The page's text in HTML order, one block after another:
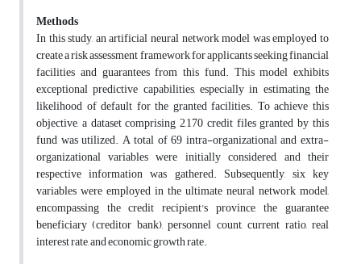
Methods
In this study, an artificial neural network model was employed to
create a risk assessment framework for applicants seeking financial
facilities and guarantees from this fund. This model exhibits
exceptional predictive capabilities, especially in estimating the
likelihood of default for the granted facilities. To achieve this
objective, a dataset comprising 2,170 credit files granted by this
fund was utilized. A total of 69 intra-organizational and extra-
organizational variables were initially considered, and their
respective information was gathered. Subsequently, six key
variables were employed in the ultimate neural network model,
encompassing the credit recipient's province, the guarantee
beneficiary (creditor bank), personnel count, current ratio, real
interest rate, and economic growth rate.